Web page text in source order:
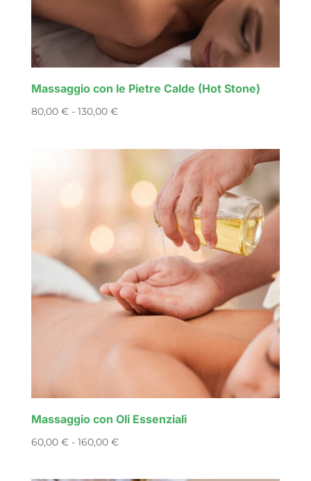
Massaggio con le Pietre Calde (Hot Stone)
80,00 € - 130,00 €Fascia
130,00 €
Massaggio con Oli Essenziali
60,00 € - 160,00 €Fascia